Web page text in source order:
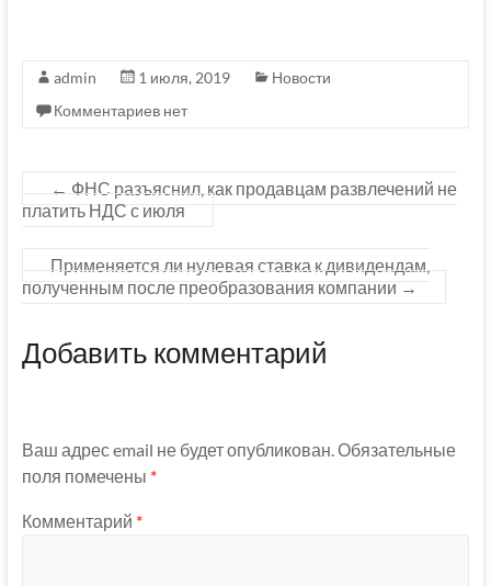
admin 1 июля, 2019
Новости
Комментариев нет
← ФНС разъяснил, как продавцам развлечений не
платить НДС с июля
Применяется ли нулевая ставка к дивидендам,
полученным после преобразования компании →
Добавить комментарий
Ваш адрес email не будет опубликован. Обязательные
поля помечены *
Комментарий *